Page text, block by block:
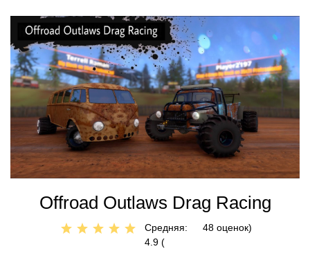
Offroad Outlaws Drag Racing
Средняя:
4.9 (
48 оценок)